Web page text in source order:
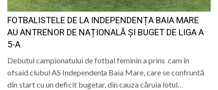
FOTBALISTELE DE LA INDEPENDENȚA BAIA MARE
AU ANTRENOR DE NAȚIONALĂ ȘI BUGET DE LIGA A
5-A
Debutul campionatului de fotbal feminin a prins cam în
ofsaid clubul AS Independența Baia Mare, care se confruntă
din start cu un deficit bugetar, din cauza căruia lotul…